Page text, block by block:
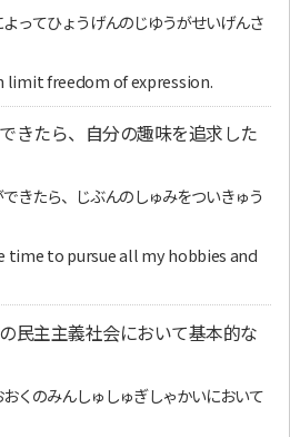
ってひょうげんのじゆうがせいげんさ
limit freedom of expression.
きたら、自分の趣味を追求した
きたら、じぶんのしゅみをついきゅう
time to pursue all my hobbies and
民主主義社会において基本的な
くのみんしゅしゅぎしゃかいにおいて